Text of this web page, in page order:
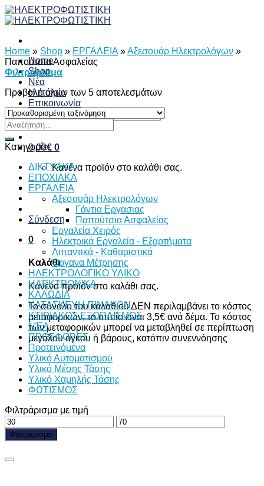
Skip
to
Home
Shop
Νέα
Η εταιρία
Επικοινωνία
Αναζήτηση
0,00€ 0
Κανένα προϊόν στο καλάθι σας.
Σύνδεση
0
Καλάθι
Κανένα προϊόν στο καλάθι σας.
Το σύνολο του καλαθιού ΔΕΝ περιλαμβάνει το κόστος
μεταφορικών, το οποίο είναι 3,5€ ανά δέμα. Το κόστος
των μεταφορικών μπορεί να μεταβληθεί σε περίπτωση
μεγάλου όγκου ή βάρους, κατόπιν συνεννόησης
Home » Shop » ΕΡΓΑΛΕΙΑ »Αξεσουάρ Ηλεκτρολόγων »
Παπούτσια Ασφαλείας
Φιλτράρισμα
Προβολή όλων των 5 αποτελεσμάτων
Αναζήτηση
για:
Κατηγορίες
ΔΙKTΥAKA
ΕΠΟΧΙΑΚΑ
ΕΡΓΑΛΕΙΑ
Αξεσουάρ Ηλεκτρολόγων
Γάντια Εργασιας
Παπούτσια Ασφαλείας
Εργαλεία Χειρός
Ηλεκτρικά Εργαλεία - Εξαρτήματα
Λιπαντικά - Καθαριστικά
Όργανα Μέτρησης
ΗΛΕΚΤΡΟΛΟΓΙΚΟ ΥΛΙΚΟ
ΗΛΕΚΤΡΟΝΙΚΑ
ΚΑΛΩΔΙΑ
ΚΑΤΑΣΚΕΥΗ ΠΙΝΑΚΩΝ
ΚΤΙΡΙΑΚΟΣ ΕΞΟΠΛΙΣΜΟΣ
ΝΈΑ
ΠΡΟΣΦΟΡΕΣ
Προτεινόμενα
Υλικό Αυτοματισμού
Υλικό Μέσης Τάσης
Υλικό Χαμηλής Τάσης
ΦΩΤΙΣΜΟΣ
Φιλτράρισμα με τιμή
Ελάχιστη
τιμή
Μέγιστη
τιμή
Φιλτράρισμα